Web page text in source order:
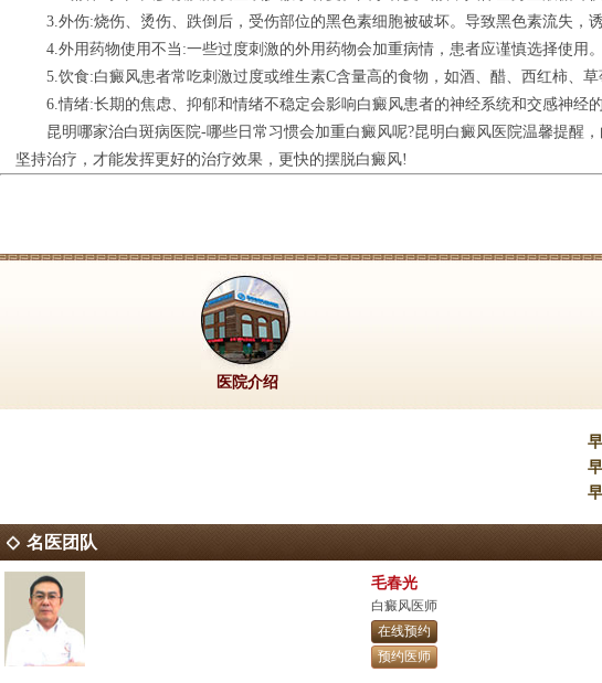
3.外伤:烧伤、烫伤、跌倒后，受伤部位的黑色素细胞被破坏。导致黑色素流失，
4.外用药物使用不当:一些过度刺激的外用药物会加重病情，患者应谨慎选择使用
5.饮食:白癜风患者常吃刺激过度或维生素C含量高的食物，如酒、醋、西红柿、草
6.情绪:长期的焦虑、抑郁和情绪不稳定会影响白癜风患者的神经系统和交感神经
昆明哪家治白斑病医院-哪些日常习惯会加重白癜风呢?昆明白癜风医院温馨提醒，
坚持治疗，才能发挥更好的治疗效果，更快的摆脱白癜风!
医院介绍
名医团队
毛春光
白癜风医师
在线预约
预约医师